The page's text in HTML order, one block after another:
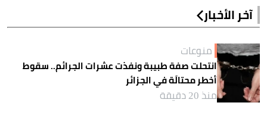
آخر الأخبار
منوعات
انتحلت صفة طبيبة ونفذت عشرات الجرائم.. سقوط
أخطر محتالَة في الجزائر
منذ 20 دقيقة